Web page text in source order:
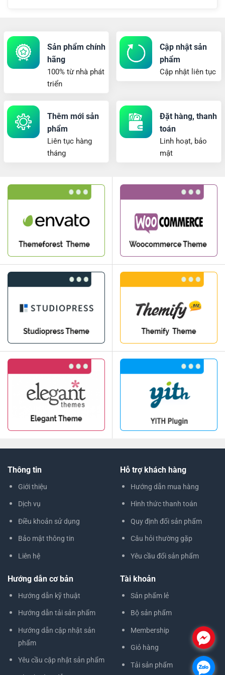
Sản phẩm chính
hãng
100% từ nhà phát
triển
Cập nhật sản
phẩm
Cập nhật liên tục
Thêm mới sản
phẩm
Liên tục hàng
tháng
Đặt hàng, thanh
toán
Linh hoạt, bảo
mật
Thông tin
Giới thiệu
Dịch vụ
Điều khoản sử dụng
Bảo mật thông tin
Liên hệ
Hỗ trợ khách hàng
Hướng dẫn mua hàng
Hình thức thanh toán
Quy định đổi sản phẩm
Câu hỏi thường gặp
Yêu cầu đổi sản phẩm
Hướng dẫn cơ bản
Hướng dẫn kỹ thuật
Hướng dẫn tải sản phẩm
Hướng dẫn cập nhật sản
phẩm
Yêu cầu cập nhật sản phẩm
Tài khoản
Sản phẩm lẻ
Bộ sản phẩm
Membership
Giỏ hàng
Tải sản phẩm
.
.